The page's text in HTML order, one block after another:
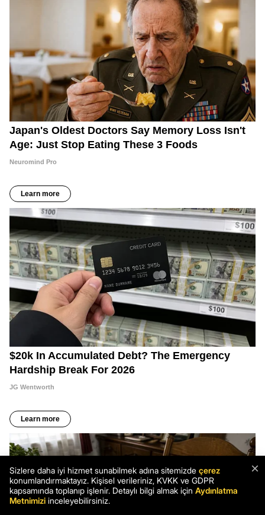
×
Sizlere daha iyi hizmet sunabilmek adına sitemizde çerez
konumlandırmaktayız. Kişisel verileriniz, KVKK ve GDPR
kapsamında toplanıp işlenir. Detaylı bilgi almak için Aydınlatma
Metnimizi inceleyebilirsiniz.